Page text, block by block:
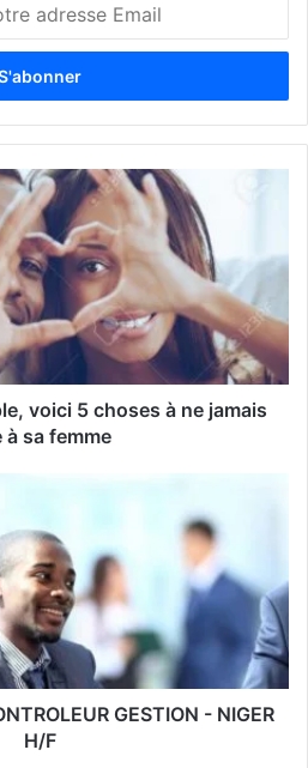
voici 5 choses à ne jamais
à sa femme
GESTION - NIGER
H/F